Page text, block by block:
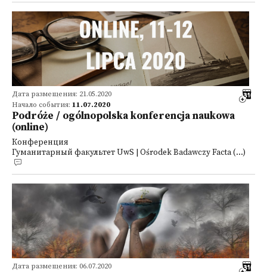
Дата размещения: 21.05.2020
Начало события: 11.07.2020
Podróże / ogólnopolska konferencja naukowa
(online)
Конференция
Гуманитарный факультет UwS | Ośrodek Badawczy Facta (...)
Дата размещения: 06.07.2020